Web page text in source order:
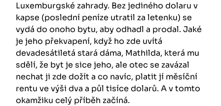
Luxemburgské zahrady. Bez jediného dolaru v
kapse (poslední peníze utratil za letenku) se
vydá do onoho bytu, aby odhadl a prodal. Jaké
je jeho překvapení, když ho zde uvítá
devadesátiletá stará dáma, Mathilda, která mu
sdělí, že byt je sice jeho, ale otec se zavázal
nechat ji zde dožít a co navíc, platit jí měsíční
rentu ve výši dva a půl tisíce dolarů. A v tomto
okamžiku celý příběh začíná.